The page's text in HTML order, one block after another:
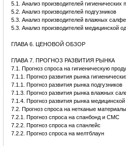
5.1. Анализ производителей гигиенических
5.2. Анализ производителей подгузников
5.3. Анализ производителей влажных
5.3. Анализ производителей медицинской
ГЛАВА 6. ЦЕНОВОЙ ОБЗОР
ГЛАВА 7. ПРОГНОЗ РАЗВИТИЯ РЫНКА
7.1. Прогноз спроса на гигиеническую
7.1.1. Прогноз развития рынка
7.1.1. Прогноз развития рынка подгузников
7.1.3. Прогноз развития рынка влажных
7.1.4. Прогноз развития рынка
7.2. Прогноз спроса на нетканые
7.2.1. Прогноз спроса на спанбонд и СМС
7.2.2. Прогноз спроса на спанлейс
7.2.2. Прогноз спроса на мелтблаун